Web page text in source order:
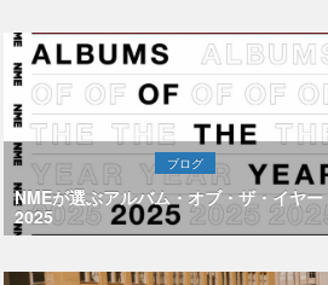
ブログ
NMEが選ぶアルバム・オブ・ザ・イヤー
2025